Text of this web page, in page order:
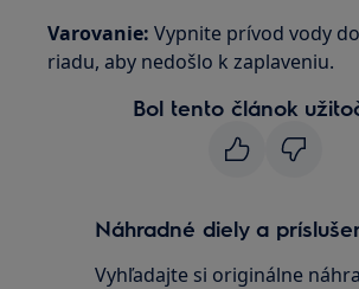
Varovanie: Vypnite prívod vody
riadu, aby nedošlo k zaplaveniu.
Bol tento článok
Náhradné diely a
Vyhľadajte si originálne